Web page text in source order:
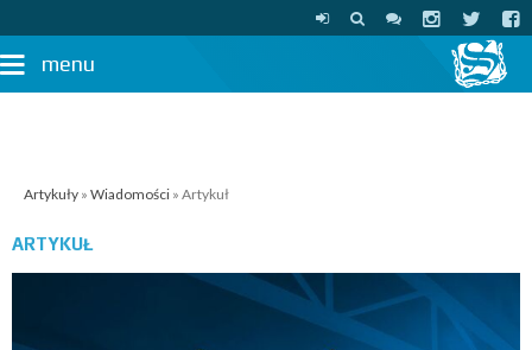
menu
Artykuły » Wiadomości » Artykuł
ARTYKUŁ